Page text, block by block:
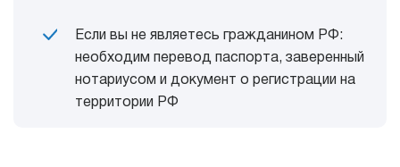
Если вы не являетесь гражданином РФ:
необходим перевод паспорта, заверенный
нотариусом и документ о регистрации на
территории РФ